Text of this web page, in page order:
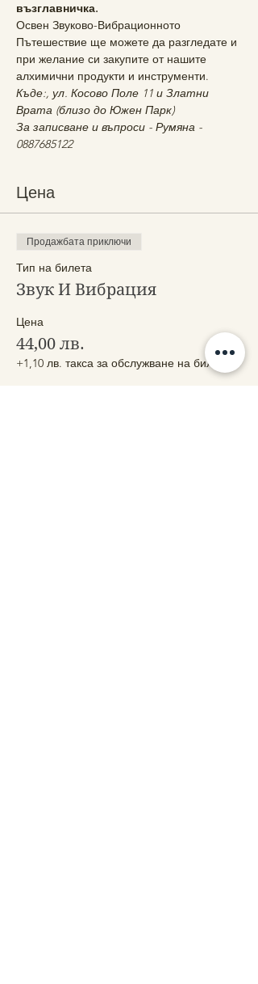
възглавничка.
Освен Звуково-Вибрационното
Пътешествие ще можете да разгледате и
при желание си закупите от нашите
алхимични продукти и инструменти.
Къде:, ул. Косово Поле 11 и Златни
Врата (близо до Южен Парк)
За записване и въпроси - Румяна -
0887685122
Цена
Продажбата приключи
Тип на билета
Звук И Вибрация
Цена
44,00 лв.
+1,10 лв. такса за обслужване на билети